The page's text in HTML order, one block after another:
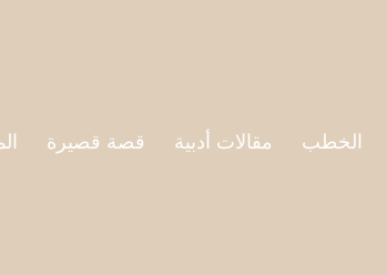
الخطب مقالات أدبية قصة قصيرة